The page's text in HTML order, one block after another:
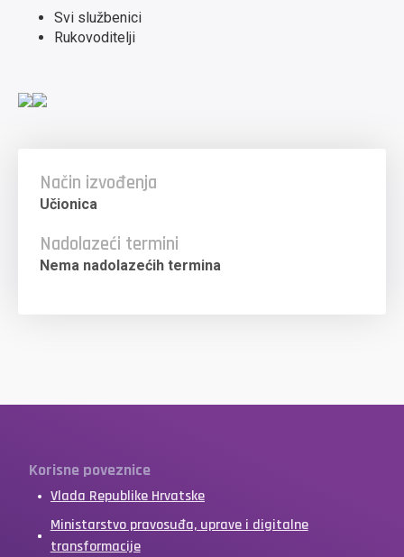
Način izvođenja
Učionica
Nadolazeći termini
Nema nadolazećih termina
Svi službenici
Rukovoditelji
Korisne poveznice
Vlada Republike Hrvatske
Ministarstvo pravosuđa, uprave i digitalne
transformacije